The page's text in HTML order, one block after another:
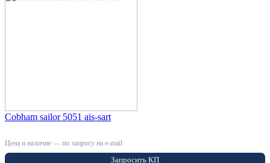
Cobham sailor 5051 ais-sart
Цена и наличие — по запросу на e-mail
Запросить КП